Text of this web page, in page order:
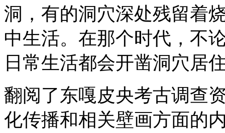
洞，有的洞穴深处残留着
中生活。在那个时代，不
日常生活都会开凿洞穴居
翻阅了东嘎皮央考古调查
化传播和相关壁画方面的